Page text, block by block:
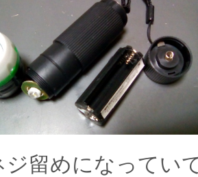
ジ留めになってい